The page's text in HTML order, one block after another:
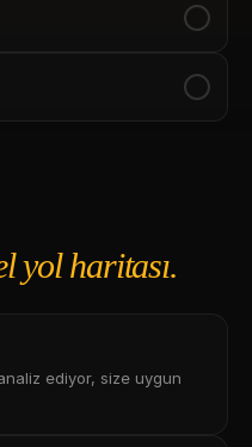
yol haritası.
ediyor, size uygun